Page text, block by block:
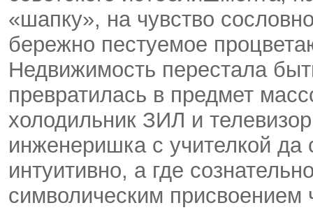
«шапку», на чувство
бережно пестуемое
Недвижимость перестала
превратилась в предмет
холодильник ЗИЛ и
инженеришка с учителкой
интуитивно, а где
символическим присвоением